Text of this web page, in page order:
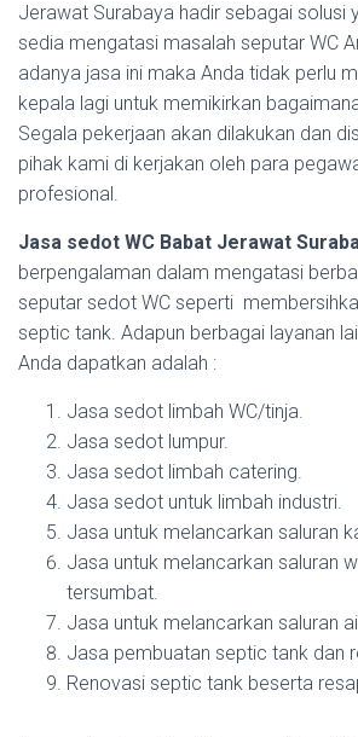
Jerawat Surabaya hadir sebagai solusi
sedia mengatasi masalah seputar WC
adanya jasa ini maka Anda tidak perlu
kepala lagi untuk memikirkan
Segala pekerjaan akan dilakukan dan
pihak kami di kerjakan oleh para
profesional.
Jasa sedot WC Babat Jerawat
berpengalaman dalam mengatasi
seputar sedot WC seperti
septic tank. Adapun berbagai layanan
Anda dapatkan adalah :
Jasa sedot limbah WC/tinja.
Jasa sedot lumpur.
Jasa sedot limbah catering.
Jasa sedot untuk limbah industri.
Jasa untuk melancarkan saluran
Jasa untuk melancarkan saluran
tersumbat.
Jasa untuk melancarkan saluran
Jasa pembuatan septic tank dan
Renovasi septic tank beserta